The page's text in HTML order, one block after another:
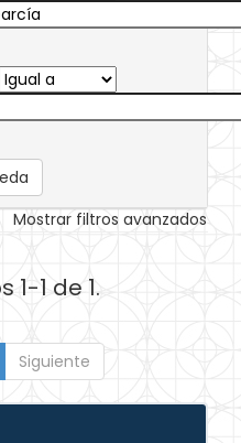
Mostrar filtros avanzados
1-1 de 1.
Siguiente